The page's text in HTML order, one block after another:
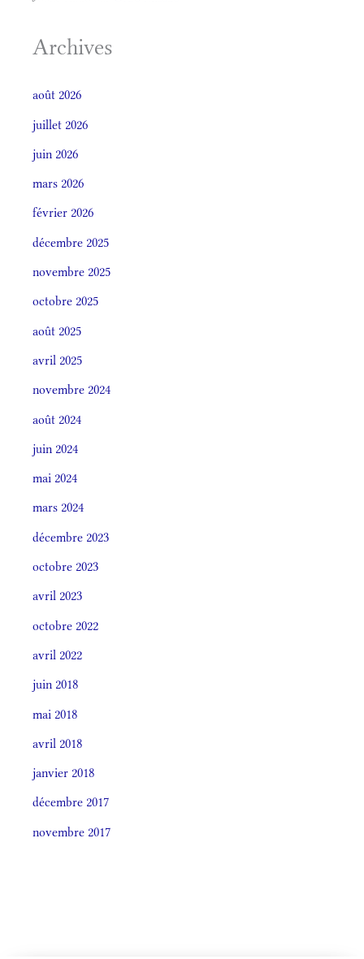
Archives
août 2026
juillet 2026
juin 2026
mars 2026
février 2026
décembre 2025
novembre 2025
octobre 2025
août 2025
avril 2025
novembre 2024
août 2024
juin 2024
mai 2024
mars 2024
décembre 2023
octobre 2023
avril 2023
octobre 2022
avril 2022
juin 2018
mai 2018
avril 2018
janvier 2018
décembre 2017
novembre 2017